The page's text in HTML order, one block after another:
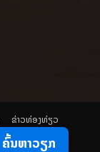
​ຂ່າວທ່ອງທ່ຽວ
ຄົ້ນຫາວຽກ